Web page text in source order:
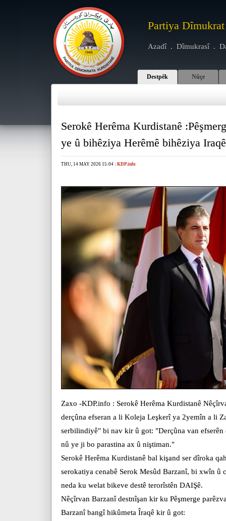
Destpêk Nûçe
Partiya
Azadî . Dîmukrasî .
Serokê Herêma Kurdistanê
ye û bihêziya Herêmê bihêziya
THU, 14 MAY 2026 15:04 KDP.info
Zaxo -KDP.info : Serokê Herêma Kurdistanê
derçûna efseran a li Koleja Leşkerî ya 2yemîn a li
serbilindiyê" bi nav kir û got: "Derçûna van
nû ye ji bo parastina ax û niştiman."
Serokê Herêma Kurdistanê bal kişand ser dîroka
serokatiya cenabê Serok Mesûd Barzanî, bi xwîn û
neda ku welat bikeve destê terorîstên DAIŞê.
Nêçîrvan Barzanî destnîşan kir ku Pêşmerge
Barzanî bangî hikûmeta Îraqê kir û got: